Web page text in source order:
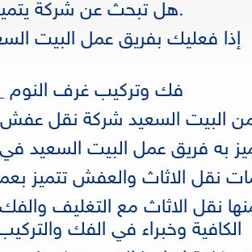
.هل تبحث عن شركة يتميز
إذا فعليك بفريق عمل البيت
فك وتركيب غرف النوم
السعيد شركة نقل عفش جدة حي
به فريق عمل البيت السعيد
الاثاث والعفش تتميز
الاثاث مع التغليف والفك
الكافية وخبراء في الفك